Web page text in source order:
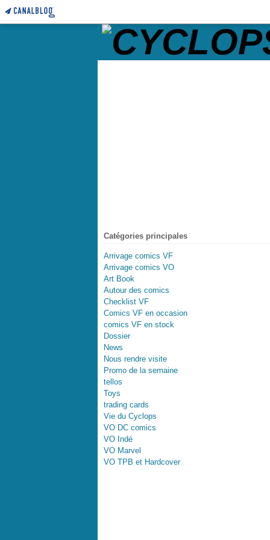
Catégories principales
Arrivage comics VF
Arrivage comics VO
Art Book
Autour des comics
Checklist VF
Comics VF en occasion
comics VF en stock
Dossier
News
Nous rendre visite
Promo de la semaine
tellos
Toys
trading cards
Vie du Cyclops
VO DC comics
VO Indé
VO Marvel
VO TPB et Hardcover